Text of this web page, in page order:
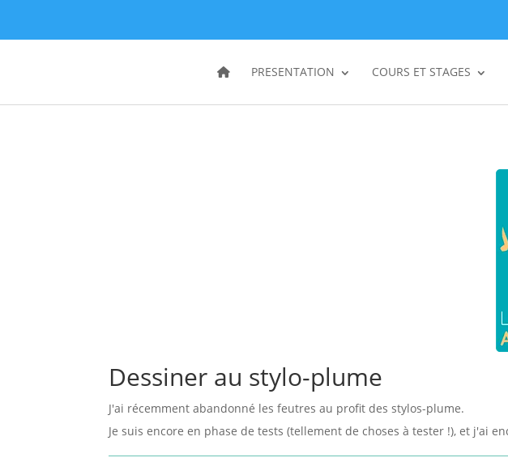
PRESENTATION COURS ET STAGES
Dessiner au stylo-plume
J'ai récemment abandonné les feutres au profit des stylos-plume.
Je suis encore en phase de tests (tellement de choses à tester !), et j'ai